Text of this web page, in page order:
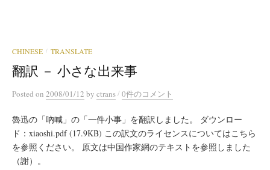
CHINESE / TRANSLATE
翻訳 － 小さな出来事
Posted on 2008/01/12 by ctrans/0件のコメント
魯迅の「吶喊」の「一件小事」を翻訳しました。 ダウンロー
ド：xiaoshi.pdf (17.9KB) この訳文のライセンスについてはこちら
を参照ください。 原文は中国作家網のテキストを参照しました
（謝）。